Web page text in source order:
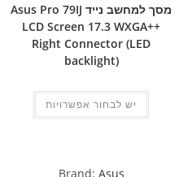
מסך למחשב נייד Asus Pro 79IJ
LCD Screen 17.3 WXGA++
Right Connector (LED
backlight)
יש לבחור אפשרויות
Brand: Asus